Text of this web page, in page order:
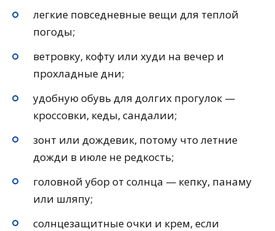
легкие повседневные вещи для теплой
погоды;
ветровку, кофту или худи на вечер и
прохладные дни;
удобную обувь для долгих прогулок —
кроссовки, кеды, сандалии;
зонт или дождевик, потому что летние
дожди в июле не редкость;
головной убор от солнца — кепку, панаму
или шляпу;
солнцезащитные очки и крем, если